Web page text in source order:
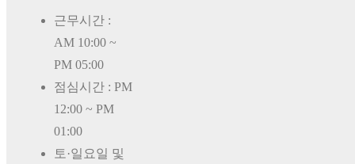
근무시간 :
AM 10:00 ~
PM 05:00
점심시간 : PM
12:00 ~ PM
01:00
토·일요일 및